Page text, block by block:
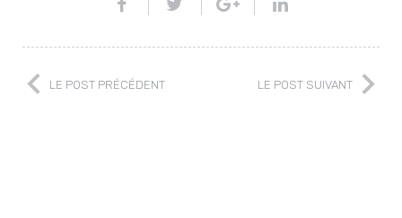
LE POST PRÉCÉDENT LE POST SUIVANT